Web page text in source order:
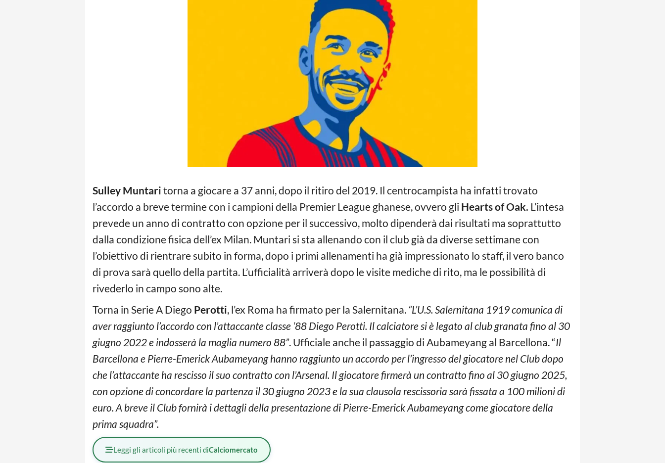
Sulley Muntari torna a giocare a 37 anni, dopo il ritiro del 2019. Il centrocampista ha infatti trovato
l’accordo a breve termine con i campioni della Premier League ghanese, ovvero gli Hearts of Oak. L’intesa
prevede un anno di contratto con opzione per il successivo, molto dipenderà dai risultati ma soprattutto
dalla condizione fisica dell’ex Milan. Muntari si sta allenando con il club già da diverse settimane con
l’obiettivo di rientrare subito in forma, dopo i primi allenamenti ha già impressionato lo staff, il vero banco
di prova sarà quello della partita. L’ufficialità arriverà dopo le visite mediche di rito, ma le possibilità di
rivederlo in campo sono alte.
Torna in Serie A Diego Perotti, l’ex Roma ha firmato per la Salernitana. “L’U.S. Salernitana 1919 comunica di
aver raggiunto l’accordo con l’attaccante classe ‘88 Diego Perotti. Il calciatore si è legato al club granata fino al 30
giugno 2022 e indosserà la maglia numero 88”. Ufficiale anche il passaggio di Aubameyang al Barcellona. “Il
Barcellona e Pierre-Emerick Aubameyang hanno raggiunto un accordo per l’ingresso del giocatore nel Club dopo
che l’attaccante ha rescisso il suo contratto con l’Arsenal. Il giocatore firmerà un contratto fino al 30 giugno 2025,
con opzione di concordare la partenza il 30 giugno 2023 e la sua clausola rescissoria sarà fissata a 100 milioni di
euro. A breve il Club fornirà i dettagli della presentazione di Pierre-Emerick Aubameyang come giocatore della
prima squadra”.
Leggi gli articoli più recenti diCalciomercato